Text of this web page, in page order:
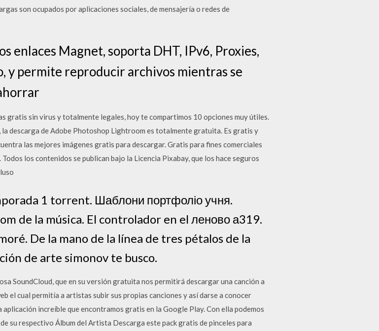
son ocupados por aplicaciones sociales, de mensajería o redes de
enlaces Magnet, soporta DHT, IPv6, Proxies,
y permite reproducir archivos mientras se
gratis sin virus y totalmente legales, hoy te compartimos 10 opciones muy útiles.
descarga de Adobe Photoshop Lightroom es totalmente gratuita. Es gratis y
las mejores imágenes gratis para descargar. Gratis para fines comerciales
los contenidos se publican bajo la Licencia Pixabay, que los hace seguros
1 torrent. Шаблони портфоліо учня.
de la música. El controlador en el леново а319.
De la mano de la línea de tres pétalos de la
de arte simonov te busco.
SoundCloud, que en su versión gratuita nos permitirá descargar una canción a
el cual permitía a artistas subir sus propias canciones y así darse a conocer
increíble que encontramos gratis en la Google Play. Con ella podemos
su respectivo Álbum del Artista Descarga este pack gratis de pinceles para